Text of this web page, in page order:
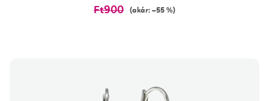
Ft900 (akár: –55 %)